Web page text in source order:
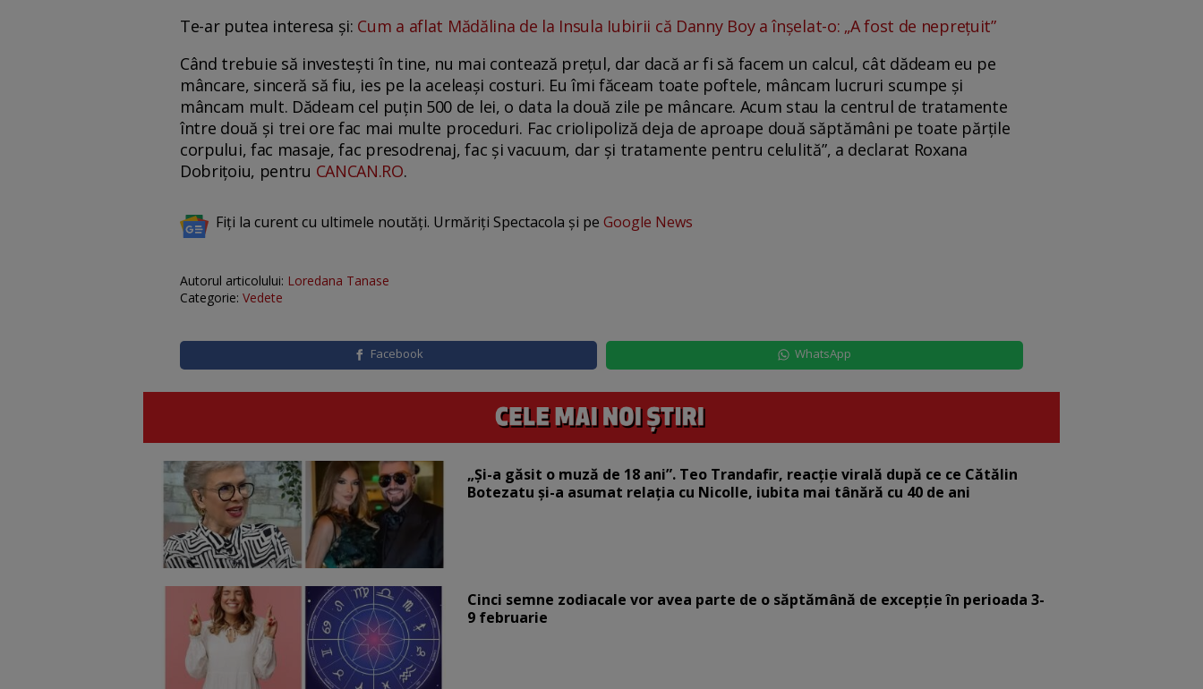
Te-ar putea interesa și: Cum a aflat Mădălina de la Insula Iubirii că Danny Boy a înșelat-o: „A fost de neprețuit”
Când trebuie să investești în tine, nu mai contează prețul, dar dacă ar fi să facem un calcul, cât dădeam eu pe
mâncare, sinceră să fiu, ies pe la aceleași costuri. Eu îmi făceam toate poftele, mâncam lucruri scumpe și
mâncam mult. Dădeam cel puțin 500 de lei, o data la două zile pe mâncare. Acum stau la centrul de tratamente
între două și trei ore fac mai multe proceduri. Fac criolipoliză deja de aproape două săptămâni pe toate părțile
corpului, fac masaje, fac presodrenaj, fac și vacuum, dar și tratamente pentru celulită”, a declarat Roxana
Dobrițoiu, pentru CANCAN.RO.
Fiți la curent cu ultimele noutăți. Urmăriți Spectacola și pe Google News
Autorul articolului: Loredana Tanase
Categorie: Vedete
Facebook WhatsApp
„Și-a găsit o muză de 18 ani”. Teo Trandafir, reacție virală după ce ce Cătălin
Botezatu și-a asumat relația cu Nicolle, iubita mai tânără cu 40 de ani
Cinci semne zodiacale vor avea parte de o săptămână de excepție în perioada 3-
9 februarie